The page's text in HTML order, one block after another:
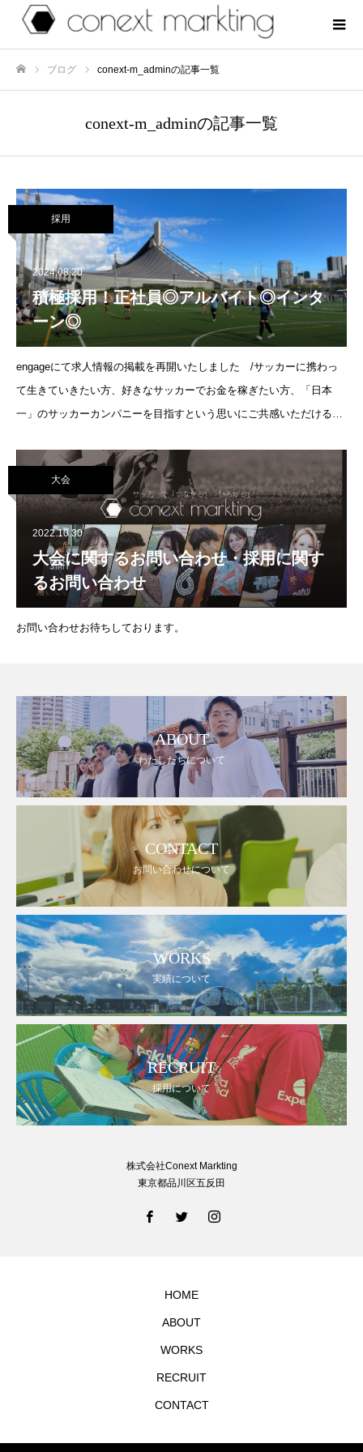
ブログ conext-m_adminの記事一覧
conext-m_adminの記事一覧
採用
2024.08.20
積極採用！正社員◎アルバイト◎インタ
ーン◎
engageにて求人情報の掲載を再開いたしました /サッカーに携わっ
て生きていきたい方、好きなサッカーでお金を稼ぎたい方、「日本
一」のサッカーカンパニーを目指すという思いにご共感いただける方
働きませんか？ぜひ
大会
2022.10.30
大会に関するお問い合わせ・採用に関す
るお問い合わせ
お問い合わせお待ちしております。
ABOUT
わたしたちについて
CONTACT
お問い合わせについて
WORKS
実績について
RECRUIT
採用について
株式会社Conext Markting
東京都品川区五反田
HOME
ABOUT
WORKS
RECRUIT
CONTACT